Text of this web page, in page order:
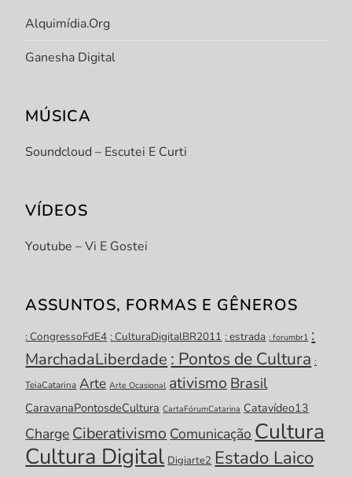
Alquimídia.org
Ganesha Digital
MÚSICA
Soundcloud – Escutei E Curti
VÍDEOS
Youtube – Vi E Gostei
ASSUNTOS, FORMAS E GÊNEROS
: CongressoFdE4 : CulturaDigitalBR2011 : estrada : forumbr1 :
MarchadaLiberdade : Pontos de Cultura :
TeiaCatarina Arte Arte Ocasional ativismoBrasil
CaravanaPontosdeCultura CartaFórumCatarina Catavídeo13
ChargeCiberativismoComunicação Cultura
Cultura Digital Digiarte2 Estado Laico